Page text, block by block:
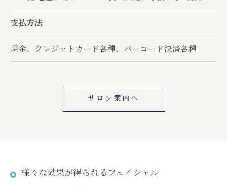
支払方法
現金、クレジットカード各種、バーコード決済各種
サロン案内へ
様々な効果が得られるフェイシャル